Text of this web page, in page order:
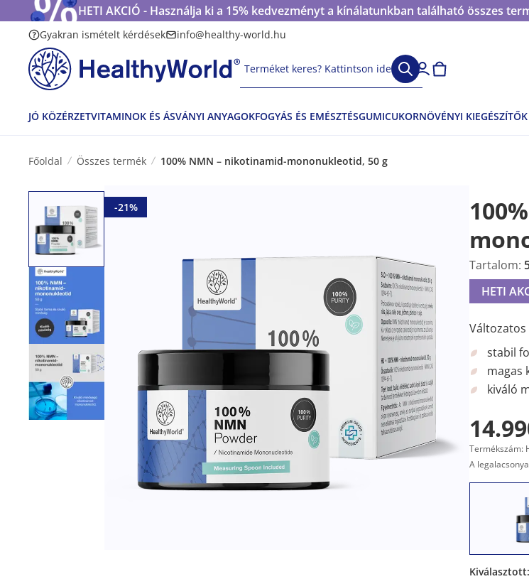
HETI AKCIÓ - Használja ki a 15% kedvezményt a kínálatunkban található összes
Gyakran ismételt kérdések info@healthy-world.hu
Terméket keres? Kattintson ide
JÓ KÖZÉRZETVITAMINOK ÉS ÁSVÁNYI ANYAGOKFOGYÁS ÉS EMÉSZTÉSGUMICUKORNÖVÉNYI KIEGÉSZÍTŐK
Főoldal Összes termék 100% NMN – nikotinamid-mononukleotid, 50 g
-21%
Tartalom:
HETI
Változatos
stabil
magas
kiváló
Termékszám:
A
Kiválasztott: